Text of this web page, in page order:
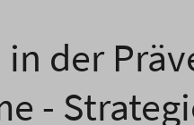
der
-